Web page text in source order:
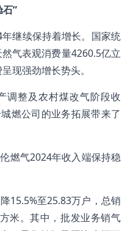
”
继续保持着增长。国家统
气表观消费量4260.5亿立
现强劲增长势头。
调整及农村煤改气阶段收
燃公司的业务拓展带来了
燃气2024年收入端保持稳
15.5%至25.83万户，总销
米。其中，批发业务销气